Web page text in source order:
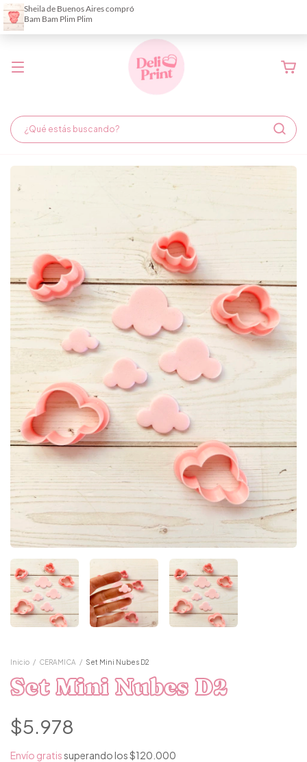
Demora de fabricación hasta 6 días hábiles
Inicio / CERAMICA / Set Mini Nubes D2
Set Mini Nubes D2
$5.978
Envío gratis superando los$120.000